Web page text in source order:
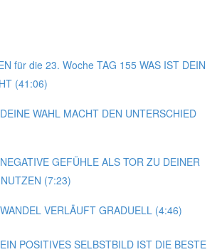
für die 23. Woche TAG 155 WAS IST DEIN
(41:06)
WAHL MACHT DEN UNTERSCHIED
GEFÜHLE ALS TOR ZU DEINER
(7:23)
VERLÄUFT GRADUELL (4:46)
POSITIVES SELBSTBILD IST DIE BESTE